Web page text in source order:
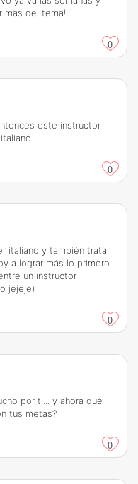
mas del tema!!!
0
este instructor
0
italiano y también tratar
a lograr más lo primero
un instructor
jejeje)
0
por ti... y ahora qué
tus metas?
0